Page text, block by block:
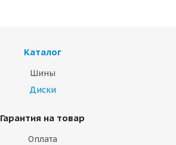
Каталог
Шины
Диски
Гарантия на товар
Оплата